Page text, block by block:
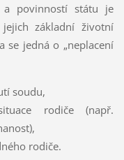
a povinností státu je
základní životní
se jedná o „neplacení
soudu,
rodiče (např.
rodiče.